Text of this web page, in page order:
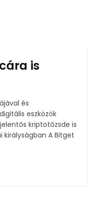
is
és
eszközök
kriptotőzsde is
A Bitget